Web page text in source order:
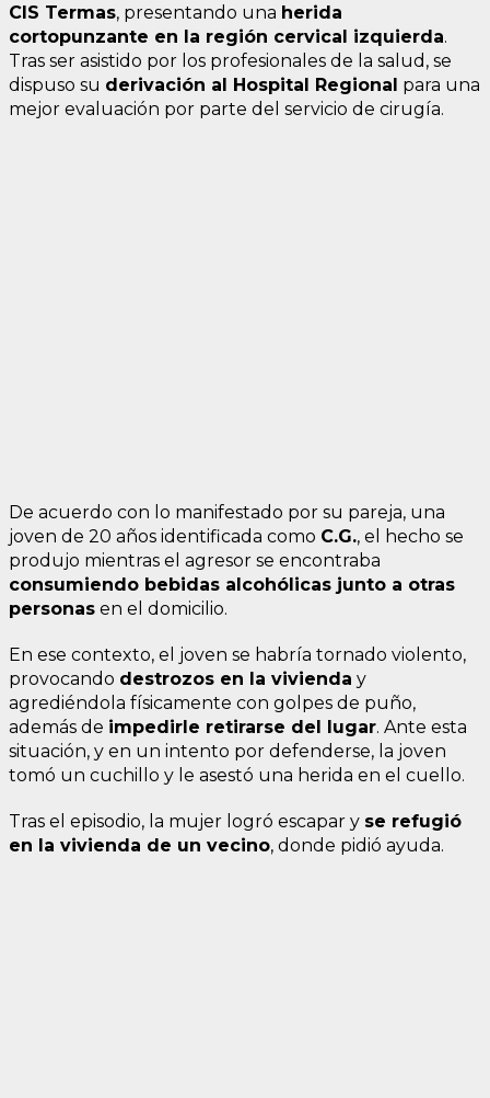
CIS Termas, presentando una herida
cortopunzante en la región cervical izquierda.
Tras ser asistido por los profesionales de la salud, se
dispuso su derivación al Hospital Regional para una
mejor evaluación por parte del servicio de cirugía.
De acuerdo con lo manifestado por su pareja, una
joven de 20 años identificada como C.G., el hecho se
produjo mientras el agresor se encontraba
consumiendo bebidas alcohólicas junto a otras
personas en el domicilio.
En ese contexto, el joven se habría tornado violento,
provocando destrozos en la vivienda y
agrediéndola físicamente con golpes de puño,
además de impedirle retirarse del lugar. Ante esta
situación, y en un intento por defenderse, la joven
tomó un cuchillo y le asestó una herida en el cuello.
Tras el episodio, la mujer logró escapar y se refugió
en la vivienda de un vecino, donde pidió ayuda.